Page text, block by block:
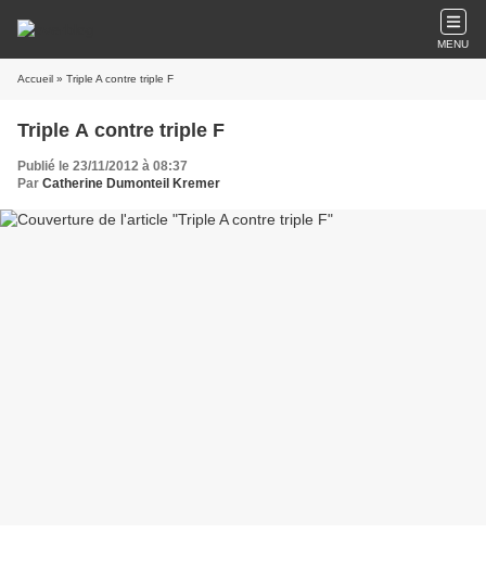
MENU
Accueil » Triple A contre triple F
Triple A contre triple F
Publié le 23/11/2012 à 08:37
Par Catherine Dumonteil Kremer